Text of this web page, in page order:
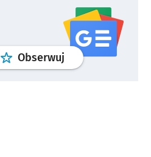
Obserwuj profilgoogle news